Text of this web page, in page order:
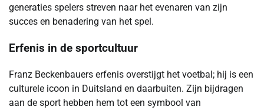
generaties spelers streven naar het evenaren van zijn
succes en benadering van het spel.
Erfenis in de sportcultuur
Franz Beckenbauers erfenis overstijgt het voetbal; hij is een
culturele icoon in Duitsland en daarbuiten. Zijn bijdragen
aan de sport hebben hem tot een symbool van